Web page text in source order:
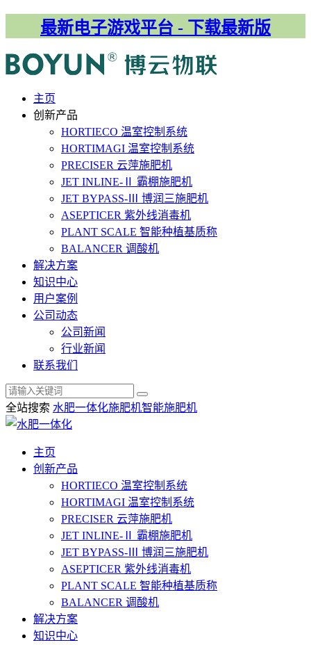
最新电子游戏平台 - 下载最新版
主⻚
创新产品
HORTIECO 温室控制系统
HORTIMAGI 温室控制系统
PRECISER 云萍施肥机
JET INLINE-Ⅱ 霸棚施肥机
JET BYPASS-Ⅲ 博润三施肥机
ASEPTICER 紫外线消毒机
PLANT SCALE 智能种植基质称
BALANCER 调酸机
解决⽅案
知识中心
用户案例
公司动态
公司新闻
行业新闻
联系我们
全站搜索 水肥一体化施肥机智能施肥机
主页
创新产品
HORTIECO 温室控制系统
HORTIMAGI 温室控制系统
PRECISER 云萍施肥机
JET INLINE-Ⅱ 霸棚施肥机
JET BYPASS-Ⅲ 博润三施肥机
ASEPTICER 紫外线消毒机
PLANT SCALE 智能种植基质称
BALANCER 调酸机
解决方案
知识中心